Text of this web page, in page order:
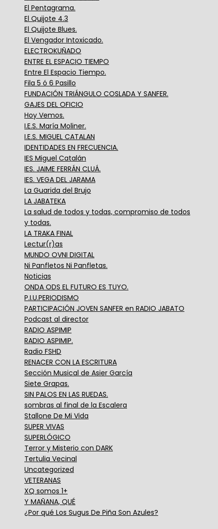
El Pentagrama.
El Quijote 4.3
El Quijote Blues.
El Vengador Intoxicado.
ELECTROKUÑADO
ENTRE EL ESPACIO TIEMPO
Entre El Espacio Tiempo.
Fila 5 ó 6 Pasillo
FUNDACIÓN TRIÁNGULO COSLADA Y SANFER.
GAJES DEL OFICIO
Hoy Vemos.
I.E.S. María Moliner.
I.E.S. MIGUEL CATALAN
IDENTIDADES EN FRECUENCIA.
IES Miguel Catalán
IES. JAIME FERRÁN CLUÁ.
IES. VEGA DEL JARAMA
La Guarida del Brujo
LA JABATEKA
La salud de todos y todas, compromiso de todos
y todas.
LA TRAKA FINAL
Lectur(r)as
MUNDO OVNI DIGITAL
Ni Panfletos Ni Panfletas.
Noticias
ONDA ODS EL FUTURO ES TUYO.
P.I.U.PERIODISMO
PARTICIPACIÓN JOVEN SANFER en RADIO JABATO
Podcast al director
RADIO ASPIMIP
RADIO ASPIMIP.
Radio FSHD
RENACER CON LA ESCRITURA
Sección Musical de Asier García
Siete Grapas.
SIN PALOS EN LAS RUEDAS.
sombras al final de la Escalera
Stallone De Mi Vida
SUPER VIVAS
SUPERLÓGICO
Terror y Misterio con DARK
Tertulia Vecinal
Uncategorized
VETERANAS
XQ somos 1+
Y MAÑANA, QUÉ
¿Por qué Los Sugus De Piña Son Azules?